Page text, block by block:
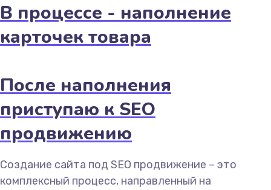
В процессе - наполнение
карточек товара
После наполнения
приступаю к SEO
продвижению
Создание сайта под SEO продвижение – это
комплексный процесс, направленный на